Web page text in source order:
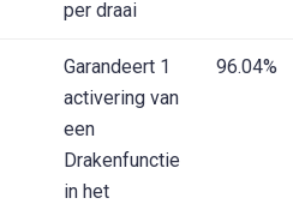
per draai
Garandeert 1
activering van
een
Drakenfunctie
in het
96.04%